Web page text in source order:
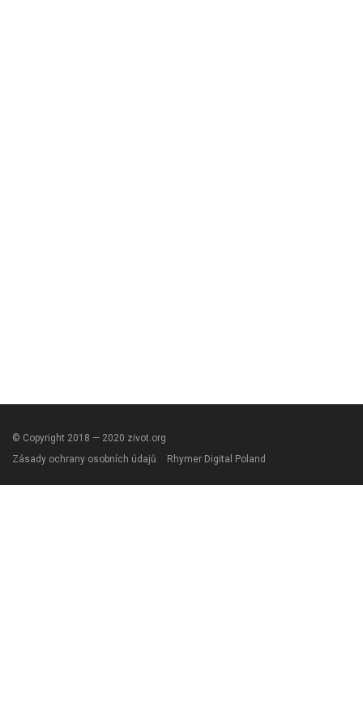
© Copyright 2018 — 2020 zivot.org
Zásady ochrany osobních údajů
Rhymer Digital Poland